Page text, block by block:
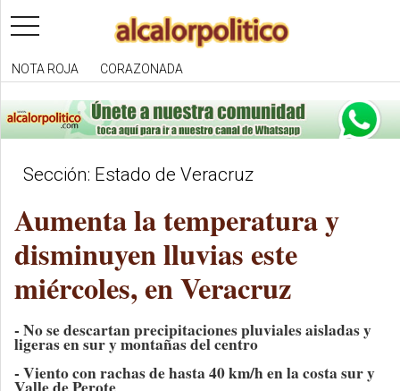
toggle
navigation
NOTA ROJA CORAZONADA
Sección: Estado de Veracruz
Aumenta la temperatura y
disminuyen lluvias este
miércoles, en Veracruz
- No se descartan precipitaciones pluviales aisladas y
ligeras en sur y montañas del centro
- Viento con rachas de hasta 40 km/h en la costa sur y